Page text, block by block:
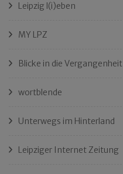
Leipzig l(i)eben
MY LPZ
Blicke in die Vergangenheit
wortblende
Unterwegs im Hinterland
Leipziger Internet Zeitung